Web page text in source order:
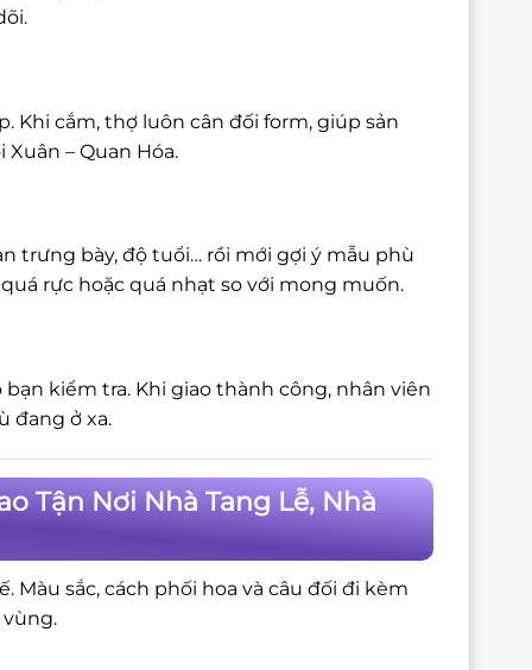
Khi cắm, thợ luôn cân đối form, giúp sản
– Quan Hóa.
trưng bày, độ tuổi… rồi mới gợi ý mẫu phù
rực hoặc quá nhạt so với mong muốn.
kiểm tra. Khi giao thành công, nhân viên
đang ở xa.
Tận Nơi Nhà Tang Lễ, Nhà
sắc, cách phối hoa và câu đối đi kèm